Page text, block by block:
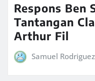
Respons Ben
Tantangan
Arthur Fil
Samuel Rodriguez